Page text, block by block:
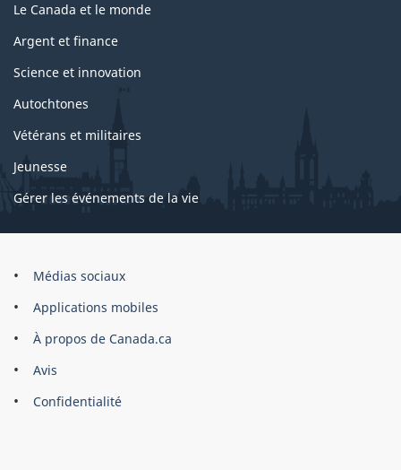
Le Canada et le monde
Argent et finance
Science et innovation
Autochtones
Vétérans et militaires
Jeunesse
Gérer les événements de la vie
Organisation
gouvernement
du
Canada
Médias sociaux
Applications mobiles
À propos de Canada.ca
Avis
Confidentialité